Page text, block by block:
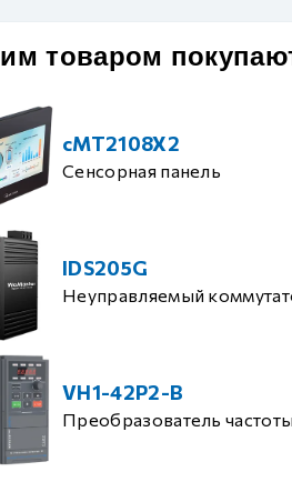
товаром
cMT2108X2
Сенсорная панель
IDS205G
Неуправляемый
VH1-42P2-B
Преобразователь